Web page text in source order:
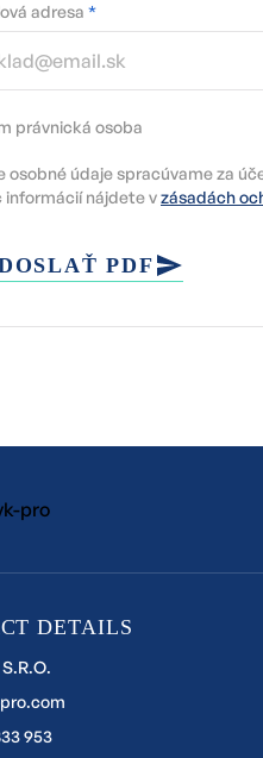
adresa *
právnická osoba
osobné údaje spracúvame za
informácií nájdete vzásadách
PDF
DETAILS
953